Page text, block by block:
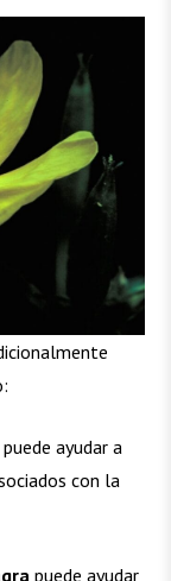
puede ayudar a
con la
puede ayudar